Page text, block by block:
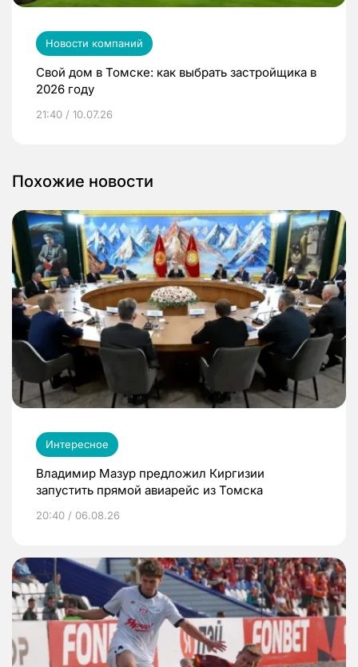
Новости компаний
Свой дом в Томске: как выбрать застройщика в
2026 году
21:40 / 10.07.26
Похожие новости
Интересное
Владимир Мазур предложил Киргизии
запустить прямой авиарейс из Томска
20:40 / 06.08.26